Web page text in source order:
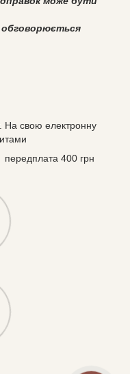
обговорюється
На свою електронну
400 грн